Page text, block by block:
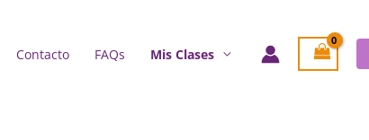
Contacto FAQs Mis Clases